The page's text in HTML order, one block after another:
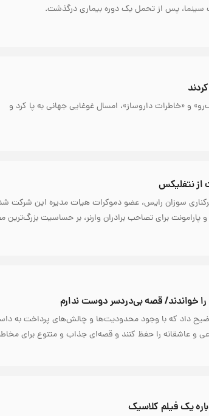
سینما، پس از تحمل یک دوره بیماری درگذشت.
و «خاطرات داروساز»، امسال غوغایی جهانی به پا کرد و
از نتفلیکس
سوزان رایس، عضو دموکرات هیات مدیره این شرکت
برای تصاحب برادران وارنر، بر حساسیت بزرگ‌ترین
خواندند/ قصه بی‌دردسر دوست ندارم
داد که با وجود محدودیت‌ها و چالش‌های پرداخت به
و عاشقانه را حفظ کنند و قصه‌ای جذاب و متنوع برای
یک فیلم کلاسیک